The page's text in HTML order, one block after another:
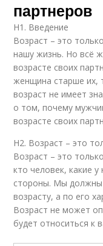
партнеров
H1. Введение
Возраст – это
нашу жизнь. Но всё
возрасте своих
женщина старше их,
возраст не имеет
о том, почему
возрасте своих
H2. Возраст – это
Возраст – это
кто человек, какие у
стороны. Мы должны
возрасту, а по его
Возраст не может
будет относиться к